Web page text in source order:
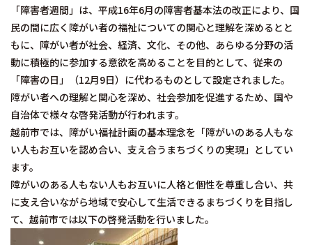
「障害者週間」は、平成16年6月の障害者基本法の改正により、国
民の間に広く障がい者の福祉についての関心と理解を深めるとと
もに、障がい者が社会、経済、文化、その他、あらゆる分野の活
動に積極的に参加する意欲を高めることを目的として、従来の
「障害の日」（12月9日）に代わるものとして設定されました。
障がい者への理解と関心を深め、社会参加を促進するため、国や
自治体で様々な啓発活動が行われます。
越前市では、障がい福祉計画の基本理念を「障がいのある人もな
い人もお互いを認め合い、支え合うまちづくりの実現」としてい
ます。
障がいのある人もない人もお互いに人格と個性を尊重し合い、共
に支え合いながら地域で安心して生活できるまちづくりを目指し
て、越前市では以下の啓発活動を行いました。